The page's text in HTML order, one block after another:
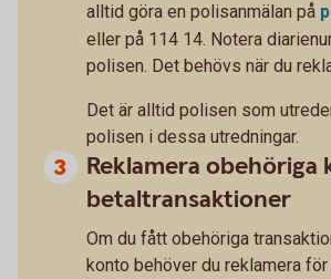
alltid göra en polisanmälan på
eller på 114 14. Notera
polisen. Det behövs när du
Det är alltid polisen som
polisen i dessa utredningar.
Reklamera obehöriga
betaltransaktioner
Om du fått obehöriga
konto behöver du reklamera